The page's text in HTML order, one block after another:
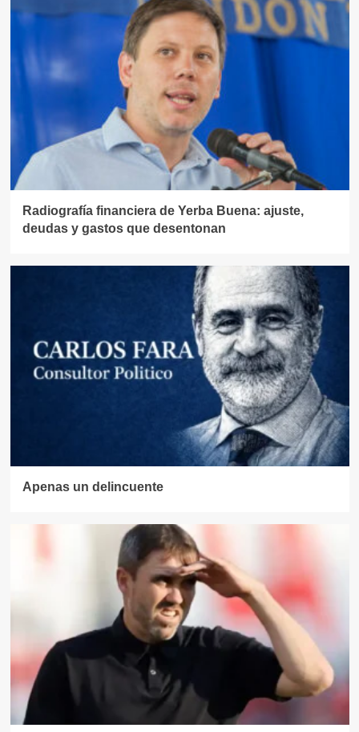
Radiografía financiera de Yerba Buena: ajuste,
deudas y gastos que desentonan
Apenas un delincuente